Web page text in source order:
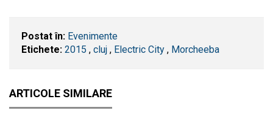
Postat în: Evenimente
Etichete: 2015 , cluj , Electric City , Morcheeba
ARTICOLE SIMILARE